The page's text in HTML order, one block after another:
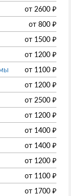
от 2600 ₽
от 800 ₽
от 1500 ₽
от 1200 ₽
от 1100 ₽
от 1200 ₽
от 2500 ₽
от 1200 ₽
от 1400 ₽
от 1400 ₽
от 1200 ₽
от 1100 ₽
от 1700 ₽